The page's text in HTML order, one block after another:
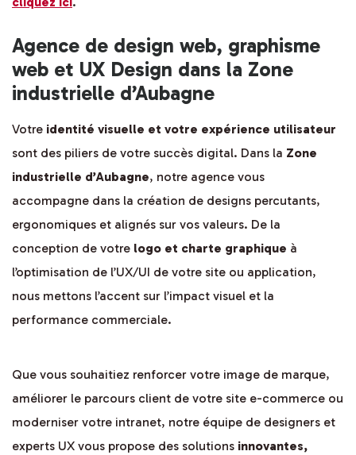
Agence de design web, graphisme
web et UX Design dans la Zone
industrielle d’Aubagne
Votre identité visuelle et votre expérience utilisateur
sont des piliers de votre succès digital. Dans la Zone
industrielle d’Aubagne, notre agence vous
accompagne dans la création de designs percutants,
ergonomiques et alignés sur vos valeurs. De la
conception de votre logo et charte graphique à
l’optimisation de l’UX/UI de votre site ou application,
nous mettons l’accent sur l’impact visuel et la
performance commerciale.
Que vous souhaitiez renforcer votre image de marque,
améliorer le parcours client de votre site e-commerce ou
moderniser votre intranet, notre équipe de designers et
experts UX vous propose des solutions innovantes,